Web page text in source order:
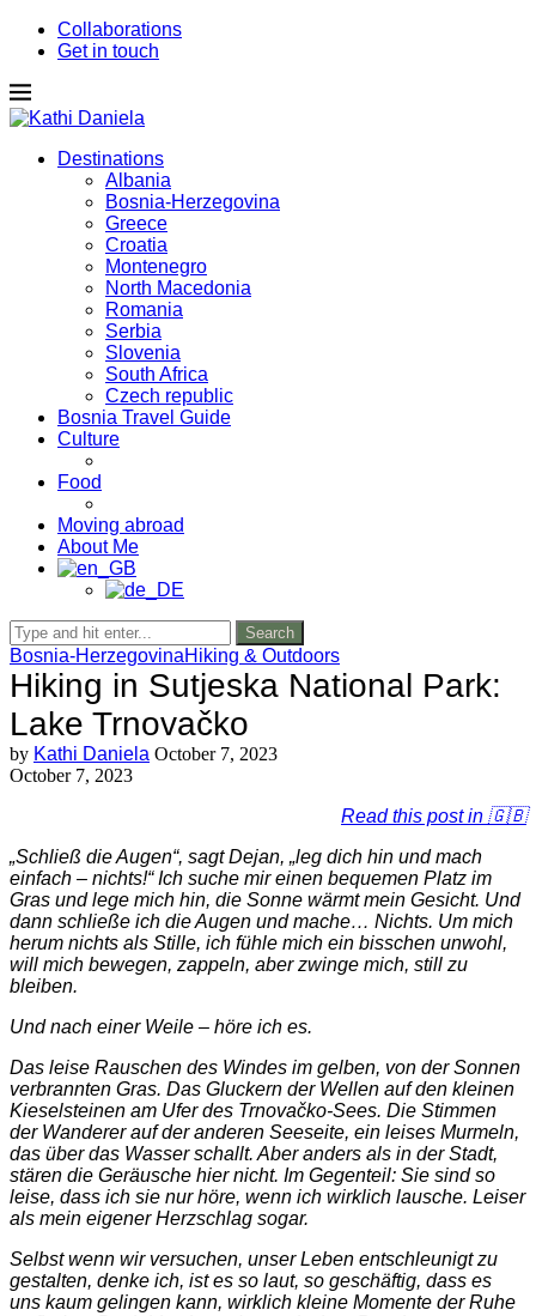
Collaborations
Get in touch
Destinations
Albania
Bosnia-Herzegovina
Greece
Croatia
Montenegro
North Macedonia
Romania
Serbia
Slovenia
South Africa
Czech republic
Bosnia Travel Guide
Culture
Food
Moving abroad
About Me
Search
Bosnia-HerzegovinaHiking & Outdoors
Hiking in Sutjeska National Park:
Lake Trnovačko
by Kathi Daniela October 7, 2023
October 7, 2023
Read this post in 🇬🇧
„Schließ die Augen“, sagt Dejan, „leg dich hin und mach
einfach – nichts!“ Ich suche mir einen bequemen Platz im
Gras und lege mich hin, die Sonne wärmt mein Gesicht. Und
dann schließe ich die Augen und mache… Nichts. Um mich
herum nichts als Stille, ich fühle mich ein bisschen unwohl,
will mich bewegen, zappeln, aber zwinge mich, still zu
bleiben.
Und nach einer Weile – höre ich es.
Das leise Rauschen des Windes im gelben, von der Sonnen
verbrannten Gras. Das Gluckern der Wellen auf den kleinen
Kieselsteinen am Ufer des Trnovačko-Sees. Die Stimmen
der Wanderer auf der anderen Seeseite, ein leises Murmeln,
das über das Wasser schallt. Aber anders als in der Stadt,
stären die Geräusche hier nicht. Im Gegenteil: Sie sind so
leise, dass ich sie nur höre, wenn ich wirklich lausche. Leiser
als mein eigener Herzschlag sogar.
Selbst wenn wir versuchen, unser Leben entschleunigt zu
gestalten, denke ich, ist es so laut, so geschäftig, dass es
uns kaum gelingen kann, wirklich kleine Momente der Ruhe